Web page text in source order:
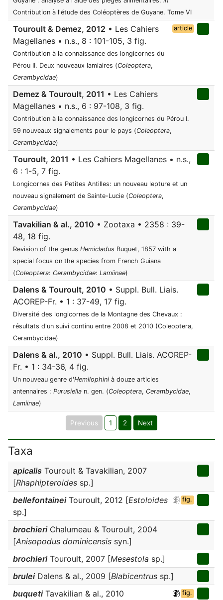
Contribution à l'étude des Coléoptères de Guyane. Tome VI
Touroult & Demez, 2012 • Les Cahiers
Magellanes • n.s., 8 : 101-105, 3 fig.
Contribution à la connaissance des longicornes du
Pérou II. Deux nouveaux lamiaires (Coleoptera,
Cerambycidae)
article
Demez & Touroult, 2011 • Les Cahiers
Magellanes • n.s., 6 : 97-108, 3 fig.
Contribution à la connaissance des longicornes du Pérou I.
59 nouveaux signalements pour le pays (Coleoptera,
Cerambycidae)
Touroult, 2011 • Les Cahiers Magellanes • n.s.,
6 : 1-5, 7 fig.
Longicornes des Petites Antilles: un nouveau lepture et un
nouveau signalement de Sainte-Lucie (Coleoptera,
Cerambycidae)
Tavakilian & al., 2010 • Zootaxa • 2358 : 39-
48, 18 fig.
Revision of the genus Hemicladus Buquet, 1857 with a
special focus on the species from French Guiana
(Coleoptera: Cerambycidae: Lamiinae)
Dalens & Touroult, 2010 • Suppl. Bull. Liais.
ACOREP-Fr. • 1 : 37-49, 17 fig.
Diversité des longicornes de la Montagne des Chevaux :
résultats d'un suivi continu entre 2008 et 2010 (Coleoptera,
Cerambycidae)
Dalens & al., 2010 • Suppl. Bull. Liais. ACOREP-
Fr. • 1 : 34-36, 4 fig.
Un nouveau genre d'Hemilophini à douze articles
antennaires : Purusiella n. gen. (Coleoptera, Cerambycidae,
Lamiinae)
Previous 1 2 Next
Taxa
apicalis Touroult & Tavakilian, 2007
[Rhaphipteroides sp.]
bellefontaineiTouroult, 2012 [Estoloides
sp.]
fig.
brochieriChalumeau & Touroult, 2004
[Anisopodus dominicensis syn.]
brochieriTouroult, 2007 [Mesestola sp.]
bruleiDalens & al., 2009 [Blabicentrus sp.]
buquetiTavakilian & al., 2010
fig.